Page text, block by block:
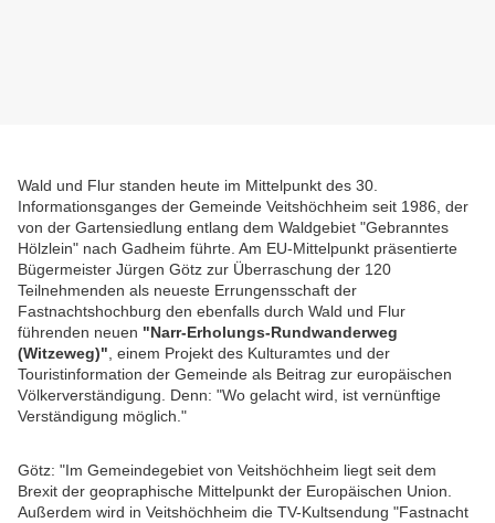
Wald und Flur standen heute im Mittelpunkt des 30.
Informationsganges der Gemeinde Veitshöchheim seit 1986, der
von der Gartensiedlung entlang dem Waldgebiet "Gebranntes
Hölzlein" nach Gadheim führte. Am EU-Mittelpunkt präsentierte
Bügermeister Jürgen Götz zur Überraschung der 120
Teilnehmenden als neueste Errungensschaft der
Fastnachtshochburg den ebenfalls durch Wald und Flur
führenden neuen "Narr-Erholungs-Rundwanderweg
(Witzeweg)" , einem Projekt des Kulturamtes und der
Touristinformation der Gemeinde als Beitrag zur europäischen
Völkerverständigung. Denn: "Wo gelacht wird, ist vernünftige
Verständigung möglich."
Götz: "Im Gemeindegebiet von Veitshöchheim liegt seit dem
Brexit der geopraphische Mittelpunkt der Europäischen Union.
Außerdem wird in Veitshöchheim die TV-Kultsendung "Fastnacht